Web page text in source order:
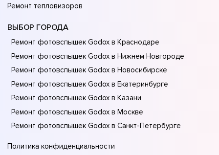
Ремонт тепловизоров
ВЫБОР ГОРОДА
Ремонт фотовспышек Godox в Краснодаре
Ремонт фотовспышек Godox в Нижнем Новгороде
Ремонт фотовспышек Godox в Новосибирске
Ремонт фотовспышек Godox в Екатеринбурге
Ремонт фотовспышек Godox в Казани
Ремонт фотовспышек Godox в Москве
Ремонт фотовспышек Godox в Санкт-Петербурге
Политика конфиденциальности